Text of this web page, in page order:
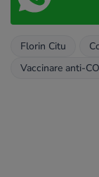
Florin Citu
Vaccinare anti-